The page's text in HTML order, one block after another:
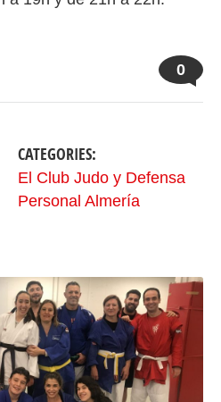
0
CATEGORIES:
El Club Judo y Defensa
Personal Almería